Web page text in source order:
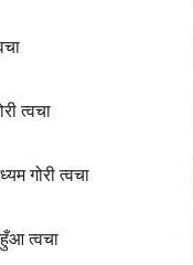
त्वचा
गोरी त्वचा
त्वचा